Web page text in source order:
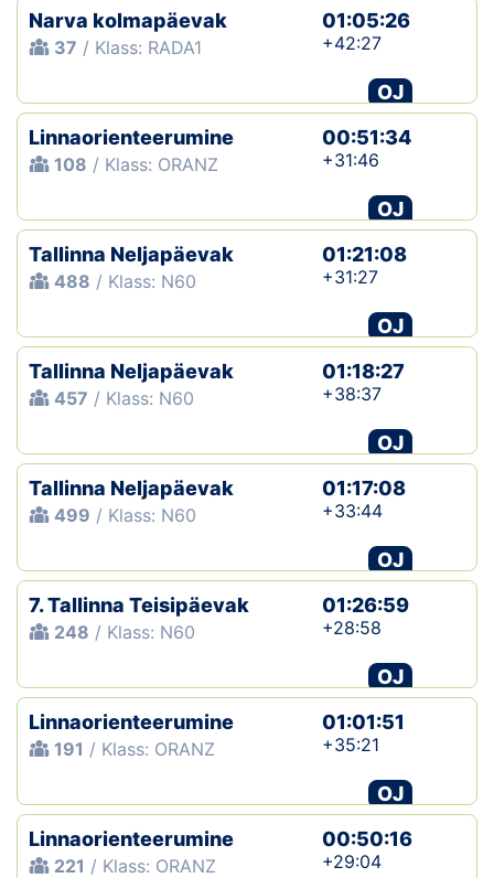
Narva kolmapäevak
37 / Klass: RADA1
01:05:26
+42:27
OJ
Linnaorienteerumine
108 / Klass: ORANZ
00:51:34
+31:46
OJ
Tallinna Neljapäevak
488 / Klass: N60
01:21:08
+31:27
OJ
Tallinna Neljapäevak
457 / Klass: N60
01:18:27
+38:37
OJ
Tallinna Neljapäevak
499 / Klass: N60
01:17:08
+33:44
OJ
7. Tallinna Teisipäevak
248 / Klass: N60
01:26:59
+28:58
OJ
Linnaorienteerumine
191 / Klass: ORANZ
01:01:51
+35:21
OJ
Linnaorienteerumine
221 / Klass: ORANZ
00:50:16
+29:04